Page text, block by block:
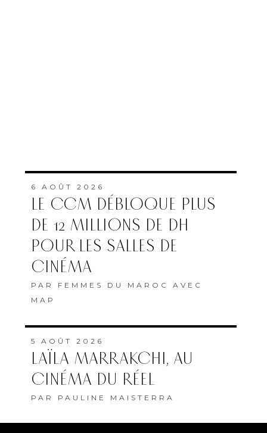
6 AOÛT 2026
LE CCM DÉBLOQUE PLUS
DE 12 MILLIONS DE DH
POUR LES SALLES DE
CINÉMA
PAR FEMMES DU MAROC AVEC
MAP
5 AOÛT 2026
LAÏLA MARRAKCHI, AU
CINÉMA DU RÉEL
PAR PAULINE MAISTERRA